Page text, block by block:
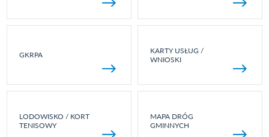
GKRPA
KARTY USŁUG /
WNIOSKI
LODOWISKO / KORT
TENISOWY
MAPA DRÓG
GMINNYCH